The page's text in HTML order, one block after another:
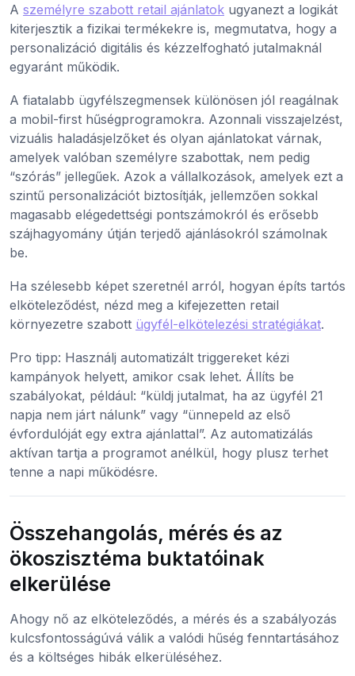
A személyre szabott retail ajánlatok ugyanezt a logikát
kiterjesztik a fizikai termékekre is, megmutatva, hogy a
personalizáció digitális és kézzelfogható jutalmaknál
egyaránt működik.
A fiatalabb ügyfélszegmensek különösen jól reagálnak
a mobil-first hűségprogramokra. Azonnali visszajelzést,
vizuális haladásjelzőket és olyan ajánlatokat várnak,
amelyek valóban személyre szabottak, nem pedig
“szórás” jellegűek. Azok a vállalkozások, amelyek ezt a
szintű personalizációt biztosítják, jellemzően sokkal
magasabb elégedettségi pontszámokról és erősebb
szájhagyomány útján terjedő ajánlásokról számolnak
be.
Ha szélesebb képet szeretnél arról, hogyan építs tartós
elköteleződést, nézd meg a kifejezetten retail
környezetre szabott ügyfél-elkötelezési stratégiákat.
Pro tipp: Használj automatizált triggereket kézi
kampányok helyett, amikor csak lehet. Állíts be
szabályokat, például: “küldj jutalmat, ha az ügyfél 21
napja nem járt nálunk” vagy “ünnepeld az első
évfordulóját egy extra ajánlattal”. Az automatizálás
aktívan tartja a programot anélkül, hogy plusz terhet
tenne a napi működésre.
Összehangolás, mérés és az
ökoszisztéma buktatóinak
elkerülése
Ahogy nő az elköteleződés, a mérés és a szabályozás
kulcsfontosságúvá válik a valódi hűség fenntartásához
és a költséges hibák elkerüléséhez.